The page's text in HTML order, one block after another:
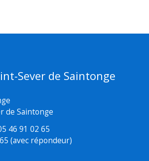
Sever de Saintonge
de Saintonge
46 91 02 65
(avec répondeur)